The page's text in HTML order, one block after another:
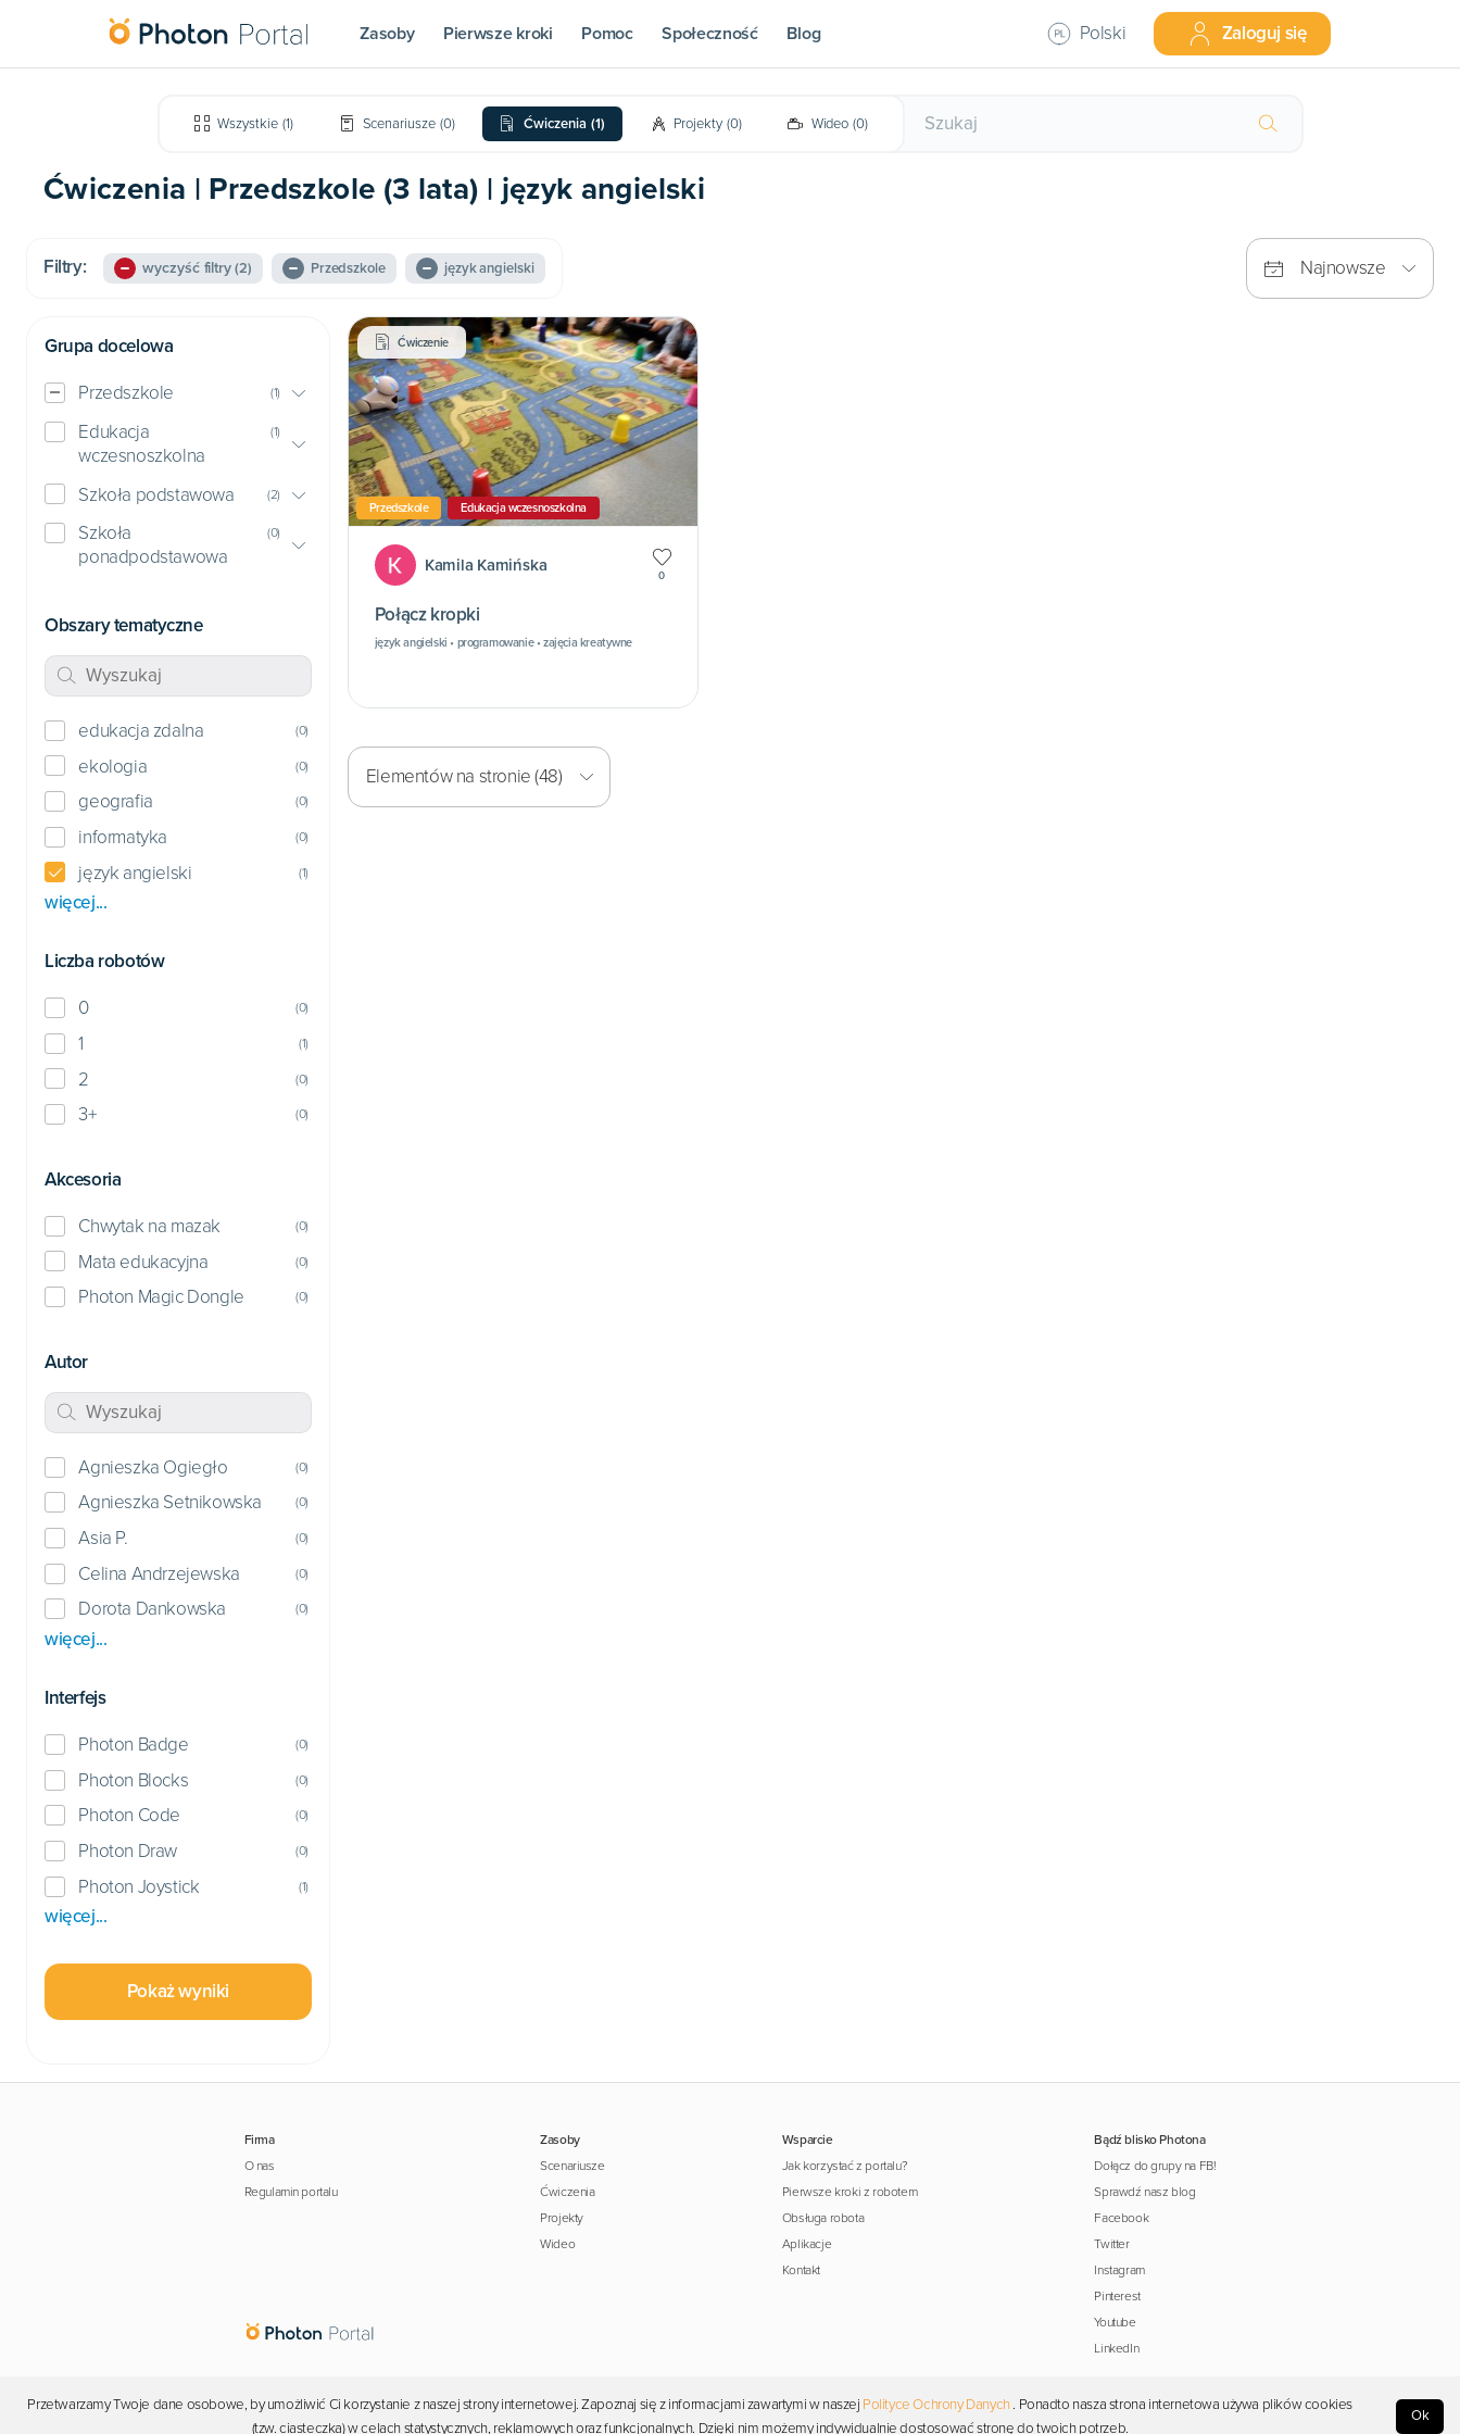
Zasoby Pierwsze kroki Pomoc Społeczność Blog Polski Zaloguj się
Wszystkie (1) Scenariusze (0) Ćwiczenia (1) Projekty (0) Wideo (0)
Ćwiczenia | Przedszkole (3 lata) | język angielski
Filtry: wyczyść filtry(2) Przedszkole język angielski Najnowsze
Grupa docelowa
Przedszkole (1)
Edukacja
wczesnoszkolna
(1)
Szkoła podstawowa (2)
Szkoła
ponadpodstawowa
(0)
Obszary tematyczne
edukacja zdalna (0)
ekologia (0)
geografia (0)
informatyka (0)
język angielski (1)
więcej...
Liczba robotów
0 (0)
1 (1)
2 (0)
3+ (0)
Akcesoria
Chwytak na mazak (0)
Mata edukacyjna (0)
Photon Magic Dongle (0)
Autor
Agnieszka Ogiegło (0)
Agnieszka Setnikowska (0)
Asia P. (0)
Celina Andrzejewska (0)
Dorota Dankowska (0)
więcej...
Interfejs
Photon Badge (0)
Photon Blocks (0)
Photon Code (0)
Photon Draw (0)
Photon Joystick (1)
więcej...
Pokaż wyniki
Ćwiczenie
Przedszkole Edukacja wczesnoszkolna
Kamila Kamińska
0
Połącz kropki
język angielski • programowanie • zajęcia kreatywne
Elementów na stronie (48)
Firma
O nas
Regulamin portalu
Zasoby
Scenariusze
Ćwiczenia
Projekty
Wideo
Wsparcie
Jak korzystać z portalu?
Pierwsze kroki z robotem
Obsługa robota
Aplikacje
Kontakt
Bądź blisko Photona
Dołącz do grupy na FB!
Sprawdź nasz blog
Facebook
Twitter
Instagram
Pinterest
Youtube
LinkedIn
Copyright © 2026 Photon. Wszelkie prawa zastrzeżone.
Przetwarzamy Twoje dane osobowe, by umożliwić Ci korzystanie z naszej strony internetowej. Zapoznaj się z informacjami zawartymi w naszej Polityce Ochrony Danych . Ponadto nasza strona internetowa używa plików cookies
(tzw. ciasteczka) w celach statystycznych, reklamowych oraz funkcjonalnych. Dzięki nim możemy indywidualnie dostosować stronę do twoich potrzeb.
Ok